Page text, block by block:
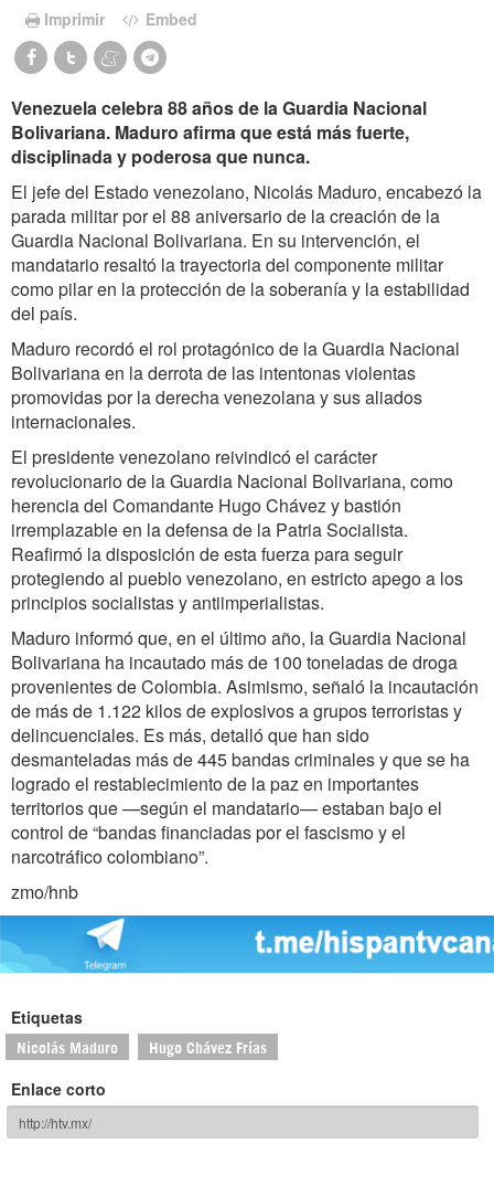
Imprimir Embed
Venezuela celebra 88 años de la Guardia Nacional
Bolivariana. Maduro afirma que está más fuerte,
disciplinada y poderosa que nunca.
El jefe del Estado venezolano, Nicolás Maduro, encabezó la
parada militar por el 88 aniversario de la creación de la
Guardia Nacional Bolivariana. En su intervención, el
mandatario resaltó la trayectoria del componente militar
como pilar en la protección de la soberanía y la estabilidad
del país.
Maduro recordó el rol protagónico de la Guardia Nacional
Bolivariana en la derrota de las intentonas violentas
promovidas por la derecha venezolana y sus aliados
internacionales.
El presidente venezolano reivindicó el carácter
revolucionario de la Guardia Nacional Bolivariana, como
herencia del Comandante Hugo Chávez y bastión
irremplazable en la defensa de la Patria Socialista.
Reafirmó la disposición de esta fuerza para seguir
protegiendo al pueblo venezolano, en estricto apego a los
principios socialistas y antiimperialistas.
Maduro informó que, en el último año, la Guardia Nacional
Bolivariana ha incautado más de 100 toneladas de droga
provenientes de Colombia. Asimismo, señaló la incautación
de más de 1.122 kilos de explosivos a grupos terroristas y
delincuenciales. Es más, detalló que han sido
desmanteladas más de 445 bandas criminales y que se ha
logrado el restablecimiento de la paz en importantes
territorios que —según el mandatario— estaban bajo el
control de “bandas financiadas por el fascismo y el
narcotráfico colombiano”.
zmo/hnb
Etiquetas
Nicolás Maduro Hugo Chávez Frías
Enlace corto